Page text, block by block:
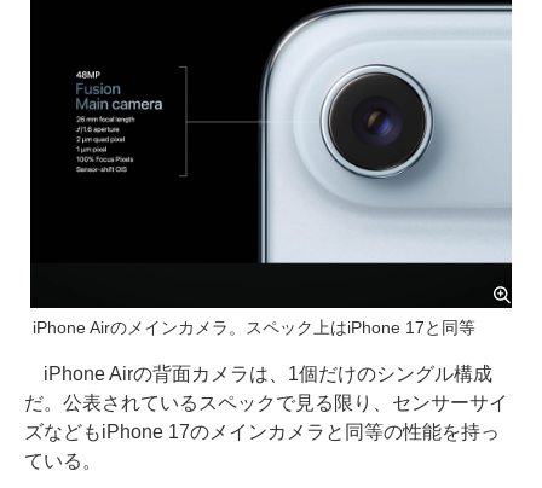
iPhone Airのメインカメラ。スペック上はiPhone 17と同等
iPhone Airの背面カメラは、1個だけのシングル構成
だ。公表されているスペックで見る限り、センサーサイ
ズなどもiPhone 17のメインカメラと同等の性能を持っ
ている。